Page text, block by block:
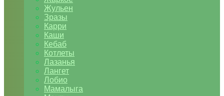
Жульен
Зразы
Карри
Каши
Кебаб
Котлеты
Лазанья
Лангет
Лобио
Мамалыга